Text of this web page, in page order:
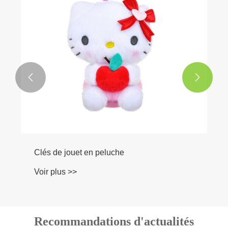
Clés de jouet en peluche
Voir plus >>
 
Recommandations d'actualités